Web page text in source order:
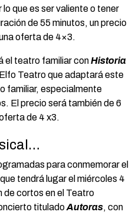
que es ser valiente o tener
de 55 minutos, un precio
oferta de 4×3.
el teatro familiar conHistoria
Teatro que adaptará este
familiar, especialmente
El precio será también de 6
de 4 x3.
para conmemorar el
tendrá lugar el miércoles 4
de cortos en el Teatro
tituladoAutoras, con